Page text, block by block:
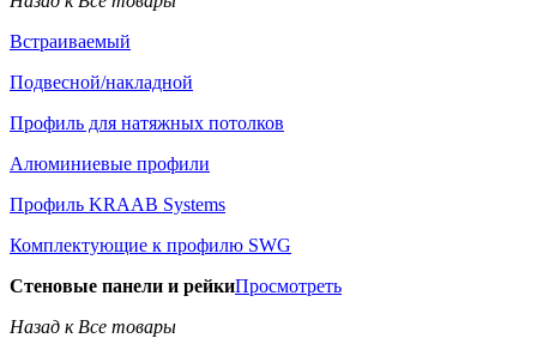
Встраиваемый
Подвесной/накладной
Профиль для натяжных потолков
Алюминиевые профили
Профиль KRAAB Systems
Комплектующие к профилю SWG
Стеновые панели и рейкиПросмотреть
Назад к Все товары